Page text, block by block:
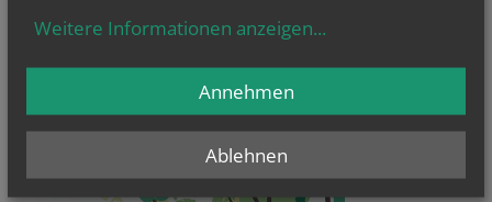
Weitere Informationen anzeigen...
Ablehnen
Annehmen